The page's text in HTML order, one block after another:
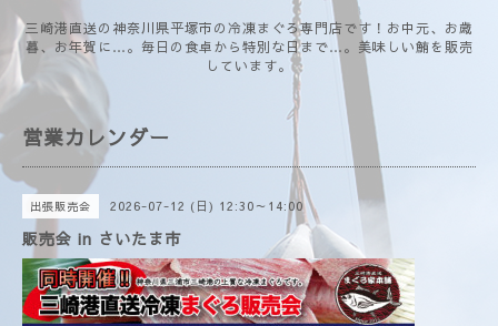
三崎港直送の神奈川県平塚市の冷凍まぐろ専門店です！お中元、お歳
暮、お年賀に…。毎日の食卓から特別な日まで…。美味しい鮪を販売
しています。
営業カレンダー
出張販売会 2026-07-12 (日) 12:30～14:00
販売会 in さいたま市